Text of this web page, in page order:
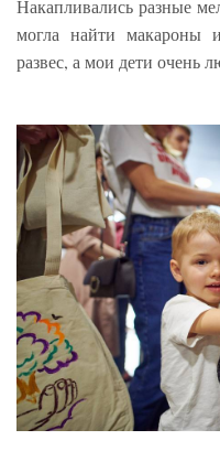
Накапливались разные
могла найти макароны
развес, а мои дети очень